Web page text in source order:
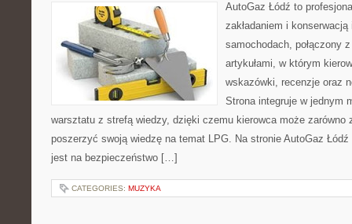
AutoGaz Łódź to
zakładaniem i
samochodach, połączony
artykułami, w którym
wskazówki, recenzje oraz
Strona integruje w jednym
warsztatu z strefą wiedzy, dzięki czemu kierowca może zarówno
poszerzyć swoją wiedzę na temat LPG. Na stronie AutoGaz
jest na bezpieczeństwo […]
CATEGORIES: MUZYKA